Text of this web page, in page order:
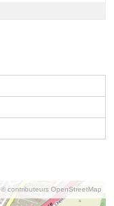
© contributeurs OpenStreetMap